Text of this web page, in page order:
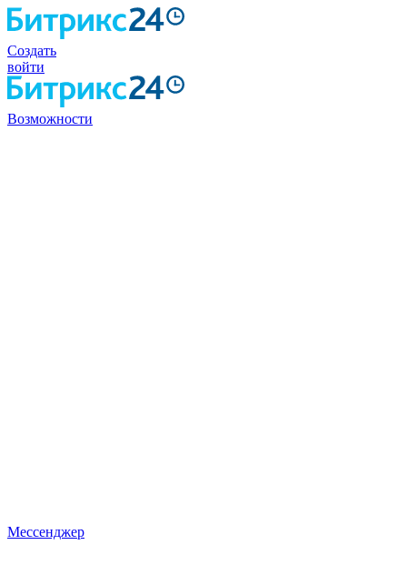
Создать
войти
Возможности
Мессенджер